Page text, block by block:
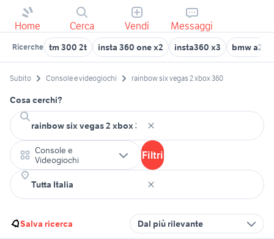
Home Cerca Vendi Messaggi
Ricerche tm 300 2t insta 360 one x2 insta360 x3 bmw a2
Subito Console e videogiochi rainbow six vegas 2 xbox 360
Cosa cerchi?
Console e
Videogiochi
Filtri
Salva ricerca Dal più rilevante